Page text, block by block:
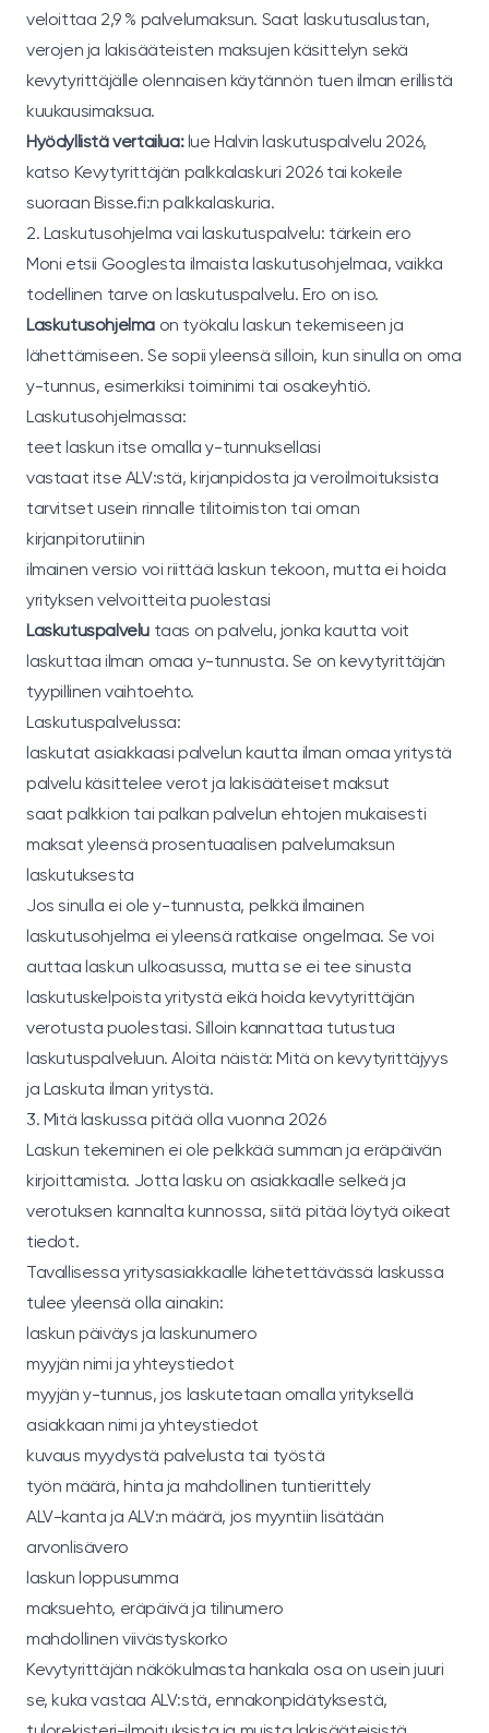
veloittaa 2,9 % palvelumaksun. Saat laskutusalustan,
verojen ja lakisääteisten maksujen käsittelyn sekä
kevytyrittäjälle olennaisen käytännön tuen ilman erillistä
kuukausimaksua.
Hyödyllistä vertailua:lueHalvin laskutuspalvelu 2026,
katso Kevytyrittäjän palkkalaskuri 2026tai kokeile
suoraan Bisse.fi:n palkkalaskuria.
2. Laskutusohjelma vai laskutuspalvelu: tärkein ero
Moni etsii Googlesta ilmaista laskutusohjelmaa, vaikka
todellinen tarve on laskutuspalvelu. Ero on iso.
Laskutusohjelma on työkalu laskun tekemiseen ja
lähettämiseen. Se sopii yleensä silloin, kun sinulla on oma
y-tunnus, esimerkiksi toiminimi tai osakeyhtiö.
Laskutusohjelmassa:
teet laskun itse omalla y-tunnuksellasi
vastaat itse ALV:stä, kirjanpidosta ja veroilmoituksista
tarvitset usein rinnalle tilitoimiston tai oman
kirjanpitorutiinin
ilmainen versio voi riittää laskun tekoon, mutta ei hoida
yrityksen velvoitteita puolestasi
Laskutuspalvelu taas on palvelu, jonka kautta voit
laskuttaa ilman omaa y-tunnusta. Se on kevytyrittäjän
tyypillinen vaihtoehto.
Laskutuspalvelussa:
laskutat asiakkaasi palvelun kautta ilman omaa yritystä
palvelu käsittelee verot ja lakisääteiset maksut
saat palkkion tai palkan palvelun ehtojen mukaisesti
maksat yleensä prosentuaalisen palvelumaksun
laskutuksesta
Jos sinulla ei ole y-tunnusta, pelkkä ilmainen
laskutusohjelma ei yleensä ratkaise ongelmaa. Se voi
auttaa laskun ulkoasussa, mutta se ei tee sinusta
laskutuskelpoista yritystä eikä hoida kevytyrittäjän
verotusta puolestasi. Silloin kannattaa tutustua
laskutuspalveluun. Aloita näistä:Mitä on kevytyrittäjyys
ja Laskuta ilman yritystä.
3. Mitä laskussa pitää olla vuonna 2026
Laskun tekeminen ei ole pelkkää summan ja eräpäivän
kirjoittamista. Jotta lasku on asiakkaalle selkeä ja
verotuksen kannalta kunnossa, siitä pitää löytyä oikeat
tiedot.
Tavallisessa yritysasiakkaalle lähetettävässä laskussa
tulee yleensä olla ainakin:
laskun päiväys ja laskunumero
myyjän nimi ja yhteystiedot
myyjän y-tunnus, jos laskutetaan omalla yrityksellä
asiakkaan nimi ja yhteystiedot
kuvaus myydystä palvelusta tai työstä
työn määrä, hinta ja mahdollinen tuntierittely
ALV-kanta ja ALV:n määrä, jos myyntiin lisätään
arvonlisävero
laskun loppusumma
maksuehto, eräpäivä ja tilinumero
mahdollinen viivästyskorko
Kevytyrittäjän näkökulmasta hankala osa on usein juuri
se, kuka vastaa ALV:stä, ennakonpidätyksestä,